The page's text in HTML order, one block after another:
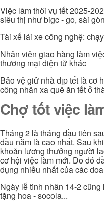
Việc làm thời vụ tết 2025-
siêu thị như bigc - go, sài
Tài xế lái xe công nghệ:
Nhân viên giao hàng làm
thương mại điện tử khác
Bảo vệ giử nhà dịp tết là cơ
công nhân xa quê ăn tết ở
Chợ tốt việc
Tháng 2 là tháng đầu tiên
đầu năm là cao nhất. Sau
khoản lương thưởng người
cơ hội việc làm mới. Do đó
dụng nhiều nhất của các
Ngày lễ tình nhân 14-2
tặng hoa - socola...